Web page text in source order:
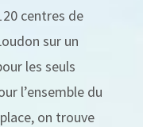
centres de
sur un
les seuls
l’ensemble du
on trouve